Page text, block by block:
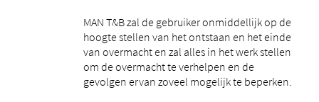
MAN T&B zal de gebruiker onmiddellijk op de
hoogte stellen van het ontstaan ​​en het einde
van overmacht en zal alles in het werk stellen
om de overmacht te verhelpen en de
gevolgen ervan zoveel mogelijk te beperken.